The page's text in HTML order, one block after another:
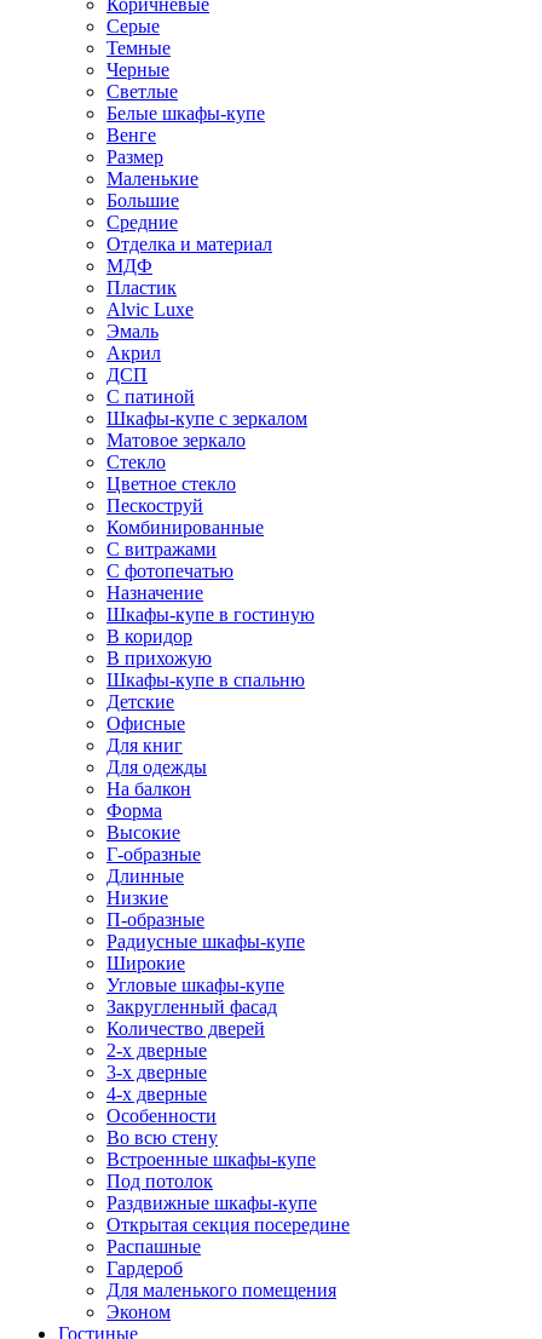
Коричневые
Серые
Темные
Черные
Светлые
Белые шкафы-купе
Венге
Размер
Маленькие
Большие
Средние
Отделка и материал
МДФ
Пластик
Alvic Luxe
Эмаль
Акрил
ДСП
С патиной
Шкафы-купе с зеркалом
Матовое зеркало
Стекло
Цветное стекло
Пескоструй
Комбинированные
С витражами
С фотопечатью
Назначение
Шкафы-купе в гостиную
В коридор
В прихожую
Шкафы-купе в спальню
Детские
Офисные
Для книг
Для одежды
На балкон
Форма
Высокие
Г-образные
Длинные
Низкие
П-образные
Радиусные шкафы-купе
Широкие
Угловые шкафы-купе
Закругленный фасад
Количество дверей
2-х дверные
3-х дверные
4-х дверные
Особенности
Во всю стену
Встроенные шкафы-купе
Под потолок
Раздвижные шкафы-купе
Открытая секция посередине
Распашные
Гардероб
Для маленького помещения
Эконом
Гостиные